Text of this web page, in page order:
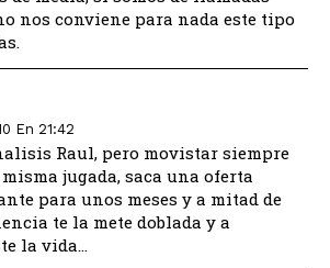
nos conviene para nada este tipo
En 21:42
Raul, pero movistar siempre
jugada, saca una oferta
para unos meses y a mitad de
te la mete doblada y a
la vida…